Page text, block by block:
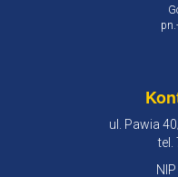
ul. Pawia
tel.